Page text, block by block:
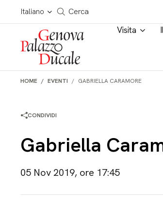
Salta al contenuto
Italiano
Cerca in tutto il sito
Cerca
Visita
HOME EVENTI GABRIELLA CARAMORE
CONDIVIDI
Gabriella
05 Nov 2019, ore 17:45